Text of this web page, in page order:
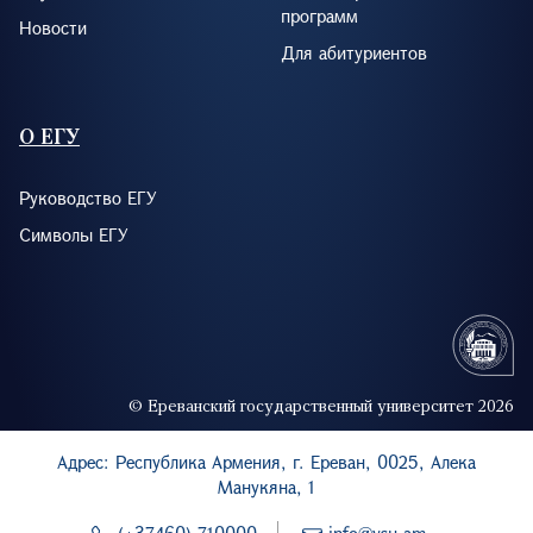
Новости
программ
Для абитуриентов
О ЕГУ
Руководство ЕГУ
Символы ЕГУ
© Ереванский государственный университет 2026
Адрес: Республика Армения, г. Ереван, 0025, Алека
Манукяна, 1